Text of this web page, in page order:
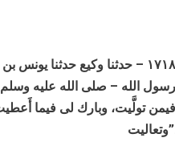
١٧١٨ – حدثنا وكيع حدثنا
رسول الله – صلى الله عليه
فيمن تولَّيت، وبارك لى فيما
وتعاليت”.